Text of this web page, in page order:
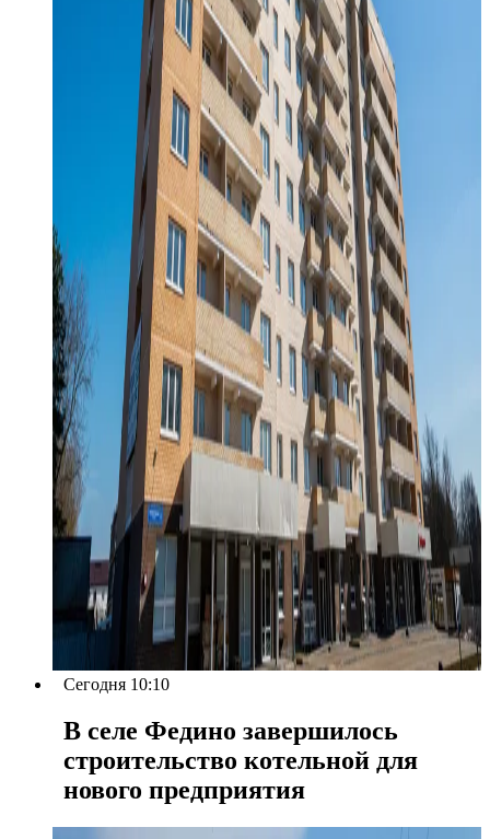
Сегодня 10:10
В селе Федино завершилось
строительство котельной для
нового предприятия